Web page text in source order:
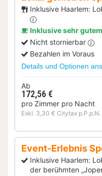
Inklusive Haarlem:
Inklusive sehr
Nicht stornierbar
Bezahlen im Voraus
Details und Optionen
Ab
172,56 €
pro Zimmer pro Nacht
Exkl. 3,30 € Citytax p.P.p.N.
Event-Erlebnis
Inklusive Haarlem:
der berühmten